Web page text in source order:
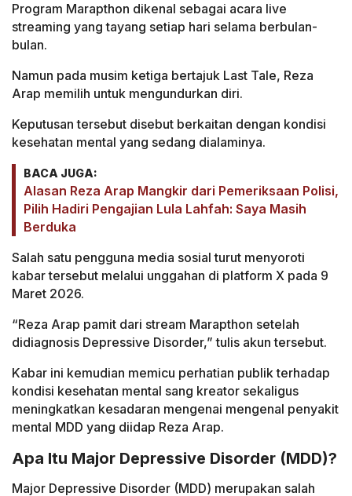
Program Marapthon dikenal sebagai acara live
streaming yang tayang setiap hari selama berbulan-
bulan.
Namun pada musim ketiga bertajuk Last Tale, Reza
Arap memilih untuk mengundurkan diri.
Keputusan tersebut disebut berkaitan dengan kondisi
kesehatan mental yang sedang dialaminya.
BACA JUGA:
Alasan Reza Arap Mangkir dari Pemeriksaan Polisi,
Pilih Hadiri Pengajian Lula Lahfah: Saya Masih
Berduka
Salah satu pengguna media sosial turut menyoroti
kabar tersebut melalui unggahan di platform X pada 9
Maret 2026.
“Reza Arap pamit dari stream Marapthon setelah
didiagnosis Depressive Disorder,” tulis akun tersebut.
Kabar ini kemudian memicu perhatian publik terhadap
kondisi kesehatan mental sang kreator sekaligus
meningkatkan kesadaran mengenai mengenal penyakit
mental MDD yang diidap Reza Arap.
Apa Itu Major Depressive Disorder (MDD)?
Major Depressive Disorder (MDD) merupakan salah